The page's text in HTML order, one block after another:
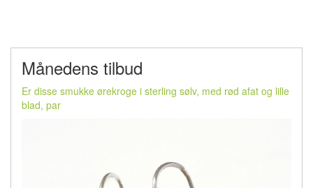
Månedens tilbud
Er disse smukke ørekroge i sterling sølv, med rød afat og lille
blad, par